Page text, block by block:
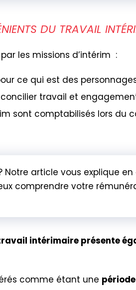
DU TRAVAIL
les missions d’intérim :
ce qui est des
travail et
sont comptabilisés lors du
Notre article vous explique
comprendre votre
intérimaire présente
comme étant une